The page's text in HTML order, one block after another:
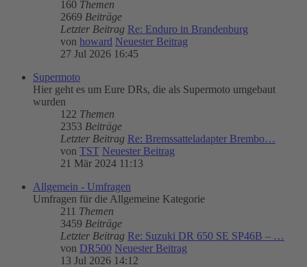
160 Themen
2669 Beiträge
Letzter Beitrag Re: Enduro in Brandenburg
von howard Neuester Beitrag
27 Jul 2026 16:45
Supermoto
Hier geht es um Eure DRs, die als Supermoto umgebaut
wurden
122 Themen
2353 Beiträge
Letzter Beitrag Re: Bremssatteladapter Brembo…
von TST Neuester Beitrag
21 Mär 2024 11:13
Allgemein - Umfragen
Umfragen für die Allgemeine Kategorie
211 Themen
3459 Beiträge
Letzter Beitrag Re: Suzuki DR 650 SE SP46B – …
von DR500 Neuester Beitrag
13 Jul 2026 14:12